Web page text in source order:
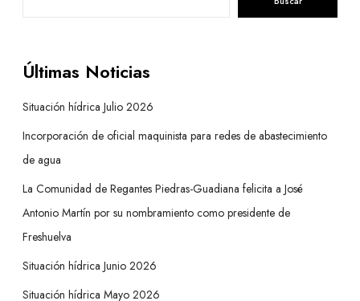
Últimas Noticias
Situación hídrica Julio 2026
Incorporación de oficial maquinista para redes de abastecimiento
de agua
La Comunidad de Regantes Piedras-Guadiana felicita a José
Antonio Martín por su nombramiento como presidente de
Freshuelva
Situación hídrica Junio 2026
Situación hídrica Mayo 2026